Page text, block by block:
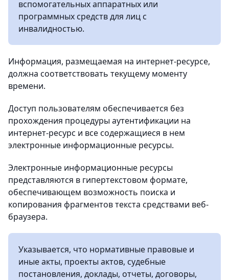
вспомогательных аппаратных или
программных средств для лиц с
инвалидностью.
Информация, размещаемая на интернет-ресурсе,
должна соответствовать текущему моменту
времени.
Доступ пользователям обеспечивается без
прохождения процедуры аутентификации на
интернет-ресурс и все содержащиеся в нем
электронные информационные ресурсы.
Электронные информационные ресурсы
представляются в гипертекстовом формате,
обеспечивающем возможность поиска и
копирования фрагментов текста средствами веб-
браузера.
Указывается, что нормативные правовые и
иные акты, проекты актов, судебные
постановления, доклады, отчеты, договоры,